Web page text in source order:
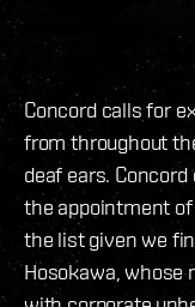
Concord calls for
from throughout
deaf ears.
the appointment
the list given we
Hosokawa, whose